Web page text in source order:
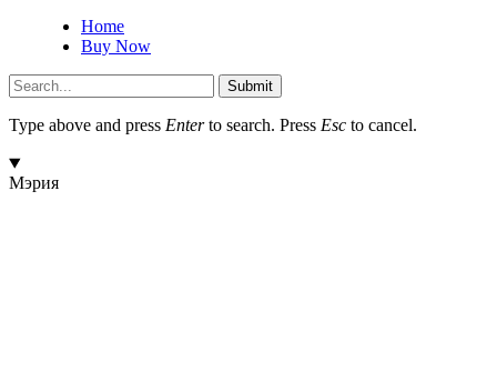
Home
Buy Now
Submit
Type above and press Enterto search. Press Esc to cancel.
Мэрия